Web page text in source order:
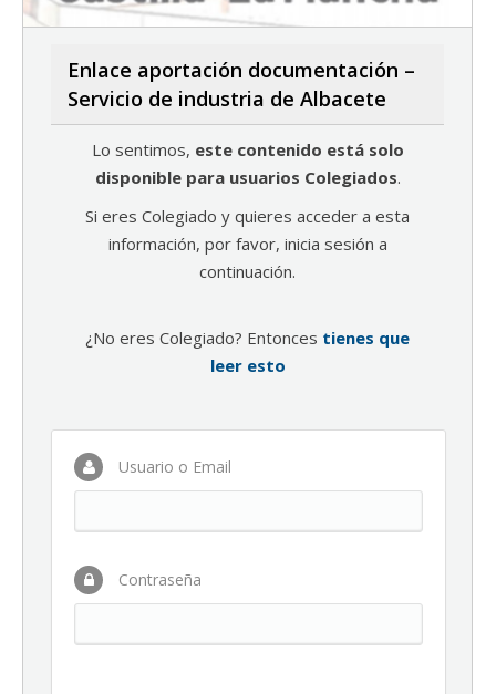
Enlace aportación documentación –
Servicio de industria de Albacete
Lo sentimos, este contenido está solo
disponible para usuarios Colegiados.
Si eres Colegiado y quieres acceder a esta
información, por favor, inicia sesión a
continuación.
¿No eres Colegiado? Entonces tienes que
leer esto
Usuario o Email
Contraseña